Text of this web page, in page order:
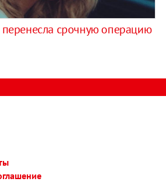
срочную операцию